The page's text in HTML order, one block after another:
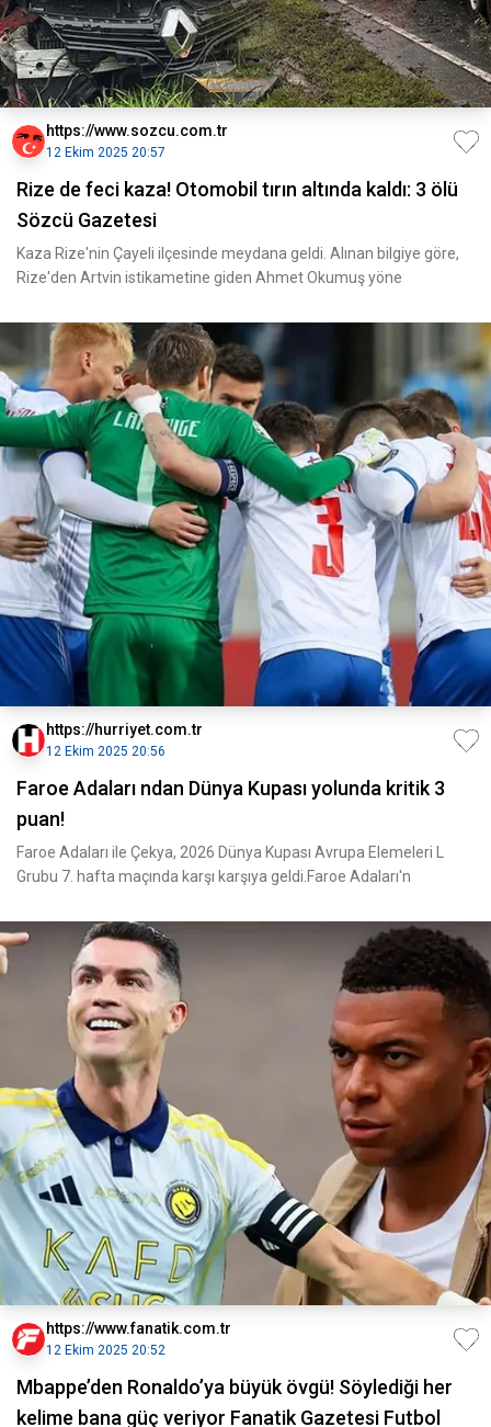
https://www.sozcu.com.tr
12 Ekim 2025 20:57
Rize de feci kaza! Otomobil tırın altında kaldı: 3 ölü
Sözcü Gazetesi
Kaza Rize'nin Çayeli ilçesinde meydana geldi. Alınan bilgiye göre,
Rize'den Artvin istikametine giden Ahmet Okumuş yöne
https://hurriyet.com.tr
12 Ekim 2025 20:56
Faroe Adaları ndan Dünya Kupası yolunda kritik 3
puan!
Faroe Adaları ile Çekya, 2026 Dünya Kupası Avrupa Elemeleri L
Grubu 7. hafta maçında karşı karşıya geldi.Faroe Adaları'n
https://www.fanatik.com.tr
12 Ekim 2025 20:52
Mbappe’den Ronaldo’ya büyük övgü! Söylediği her
kelime bana güç veriyor Fanatik Gazetesi Futbol